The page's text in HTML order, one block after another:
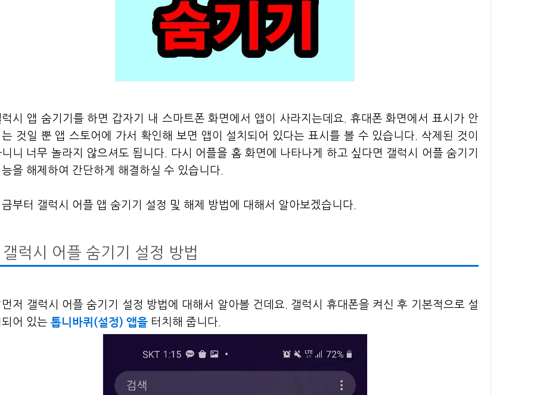
시 앱 숨기기를 하면 갑자기 내 스마트폰 화면에서 앱이 사라지는데요. 휴대폰 화면에서 표시가 안
것일 뿐 앱 스토어에 가서 확인해 보면 앱이 설치되어 있다는 표시를 볼 수 있습니다. 삭제된 것이
니 너무 놀라지 않으셔도 됩니다. 다시 어플을 홈 화면에 나타나게 하고 싶다면 갤럭시 어플 숨기기
을 해제하여 간단하게 해결하실 수 있습니다.
부터 갤럭시 어플 앱 숨기기 설정 및 해제 방법에 대해서 알아보겠습니다.
갤럭시 어플 숨기기 설정 방법
저 갤럭시 어플 숨기기 설정 방법에 대해서 알아볼 건데요. 갤럭시 휴대폰을 켜신 후 기본적으로 설
어 있는 톱니바퀴(설정) 앱을 터치해 줍니다.